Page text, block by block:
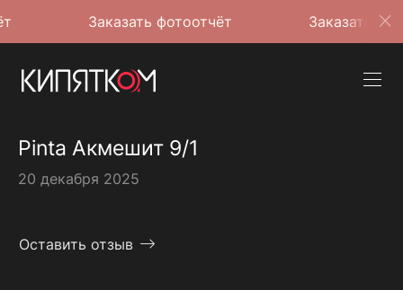
Заказать фотоотчёт Заказать фотоотчёт
Pinta Акмешит 9/1
20 декабря 2025
Оставить отзыв